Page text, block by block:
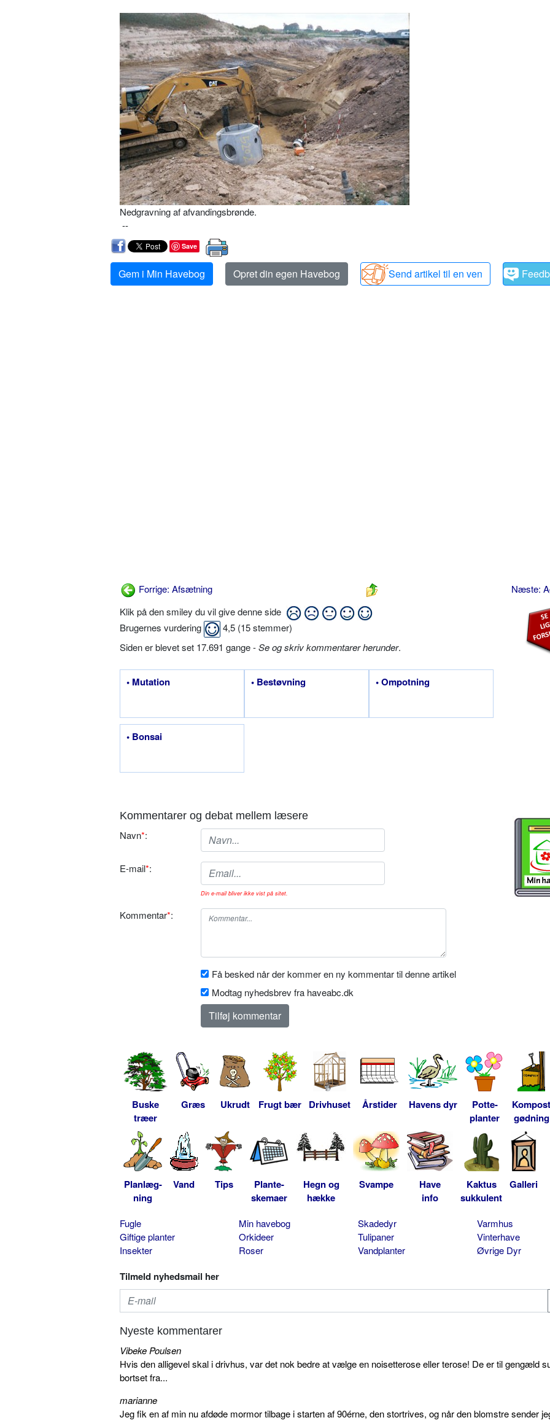
Nedgravning af afvandingsbrønde.
--
Save
Gem i Min Havebog Opret din egen Havebog Send artikel til en ven
Forrige: Afsætning
Næste:
Klik på den smiley du vil give denne side
Brugernes vurdering
4,5 (15stemmer)
Siden er blevet set 17.691 gange -Se og skriv kommentarer herunder.
• Mutation • Bestøvning • Ompotning
• Bonsai
Kommentarer og debat mellem læsere
Navn*:
E-mail*:
Din e-mail bliver ikke vist på sitet.
Kommentar*:
Få besked når der kommer en ny kommentar til denne artikel
Modtag nyhedsbrev fra haveabc.dk
Buske
træer
Græs Ukrudt Frugt bær Drivhuset Årstider Havens dyr
Potte-
planter
Kompost
gødning
Planlæg-
ning
Vand Tips
Plante-
skemaer
Hegn og
hække
Svampe
Have
info
Kaktus
sukkulent
Galleri
Fugle
Giftige planter
Insekter
Min havebog
Orkideer
Roser
Skadedyr
Tulipaner
Vandplanter
Varmhus
Vinterhave
Øvrige Dyr
Tilmeld nyhedsmail her
Nyeste kommentarer
Vibeke Poulsen
Hvis den alligevel skal i drivhus, var det nok bedre at vælge en noisetterose eller terose! De er til gengæld
bortset fra...
marianne
Jeg fik en af min nu afdøde mormor tilbage i starten af 90érne, den stortrives, og når den blomstre sender